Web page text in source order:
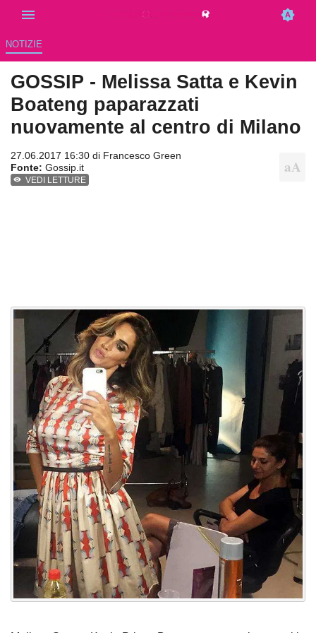
NOTIZIE
GOSSIP - Melissa Satta e Kevin
Boateng paparazzati
nuovamente al centro di Milano
27.06.2017 16:30 di Francesco Green
Fonte: Gossip.it
VEDI LETTURE